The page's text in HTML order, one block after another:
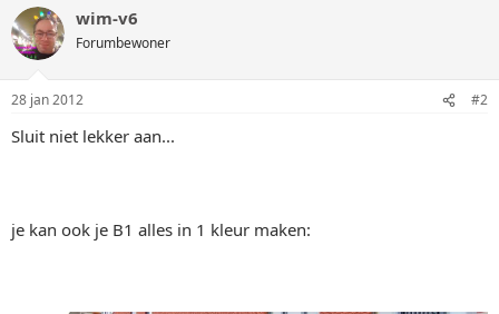
wim-v6
Forumbewoner
28 jan 2012 #2
Sluit niet lekker aan...
je kan ook je B1 alles in 1 kleur maken: